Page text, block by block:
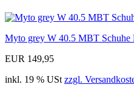
Myto grey W 40.5 MBT Schuhe
EUR 149,95
inkl. 19 % USt zzgl.